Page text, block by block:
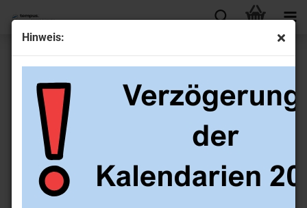
Hinweis:
Ringbuch aus Kunstleder A5, schwarz